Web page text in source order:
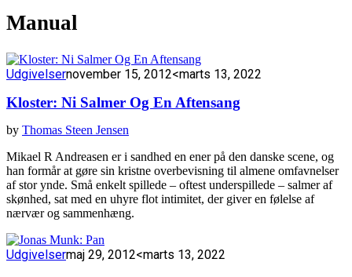
Manual
Udgivelsernovember 15, 2012<marts 13, 2022
Kloster: Ni Salmer Og En Aftensang
by Thomas Steen Jensen
Mikael R Andreasen er i sandhed en ener på den danske scene, og
han formår at gøre sin kristne overbevisning til almene omfavnelser
af stor ynde. Små enkelt spillede – oftest underspillede – salmer af
skønhed, sat med en uhyre flot intimitet, der giver en følelse af
nærvær og sammenhæng.
Udgivelsermaj 29, 2012<marts 13, 2022